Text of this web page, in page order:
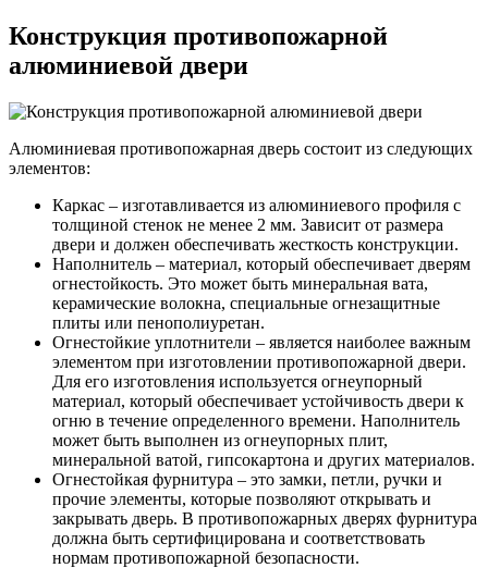
Конструкция противопожарной
алюминиевой двери
Алюминиевая противопожарная дверь состоит из следующих
элементов:
Каркас – изготавливается из алюминиевого профиля с
толщиной стенок не менее 2 мм. Зависит от размера
двери и должен обеспечивать жесткость конструкции.
Наполнитель – материал, который обеспечивает дверям
огнестойкость. Это может быть минеральная вата,
керамические волокна, специальные огнезащитные
плиты или пенополиуретан.
Огнестойкие уплотнители – является наиболее важным
элементом при изготовлении противопожарной двери.
Для его изготовления используется огнеупорный
материал, который обеспечивает устойчивость двери к
огню в течение определенного времени. Наполнитель
может быть выполнен из огнеупорных плит,
минеральной ватой, гипсокартона и других материалов.
Огнестойкая фурнитура – это замки, петли, ручки и
прочие элементы, которые позволяют открывать и
закрывать дверь. В противопожарных дверях фурнитура
должна быть сертифицирована и соответствовать
нормам противопожарной безопасности.